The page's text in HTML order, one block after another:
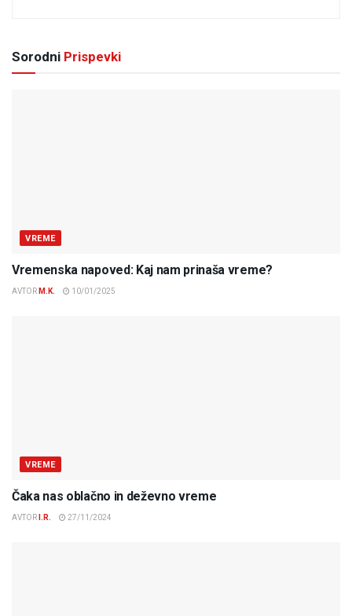
Sorodni Prispevki
VREME
Vremenska napoved: Kaj nam prinaša vreme?
AVTOR M.K. 10/01/2025
VREME
Čaka nas oblačno in deževno vreme
AVTOR I.R. 27/11/2024